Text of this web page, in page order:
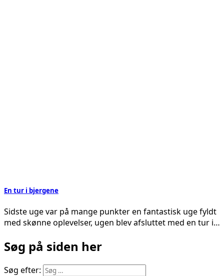
En tur i bjergene
Sidste uge var på mange punkter en fantastisk uge fyldt
med skønne oplevelser, ugen blev afsluttet med en tur i…
Søg på siden her
Søg efter: